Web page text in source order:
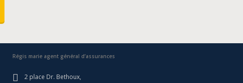
Régis marie agent général d’assurances
2 place Dr. Bethoux,